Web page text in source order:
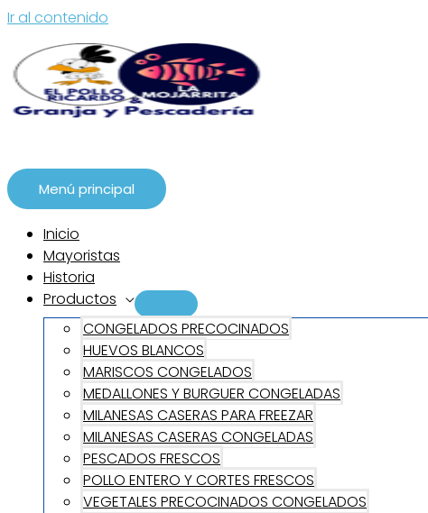
Ir al contenido
Menú principal
Inicio
Mayoristas
Historia
Productos
CONGELADOS PRECOCINADOS
HUEVOS BLANCOS
MARISCOS CONGELADOS
MEDALLONES Y BURGUER CONGELADAS
MILANESAS CASERAS PARA FREEZAR
MILANESAS CASERAS CONGELADAS
PESCADOS FRESCOS
POLLO ENTERO Y CORTES FRESCOS
VEGETALES PRECOCINADOS CONGELADOS